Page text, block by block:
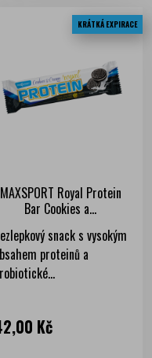
MAXSPORT Royal Protein
Bar Cookies a...
snack s vysokým
proteinů a
Kč
KRÁTKÁ EXPIRACE